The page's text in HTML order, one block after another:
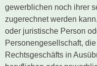
gewerblichen noch ihrer
zugerechnet werden
oder juristische Person
Personengesellschaft,
Rechtsgeschäfts in